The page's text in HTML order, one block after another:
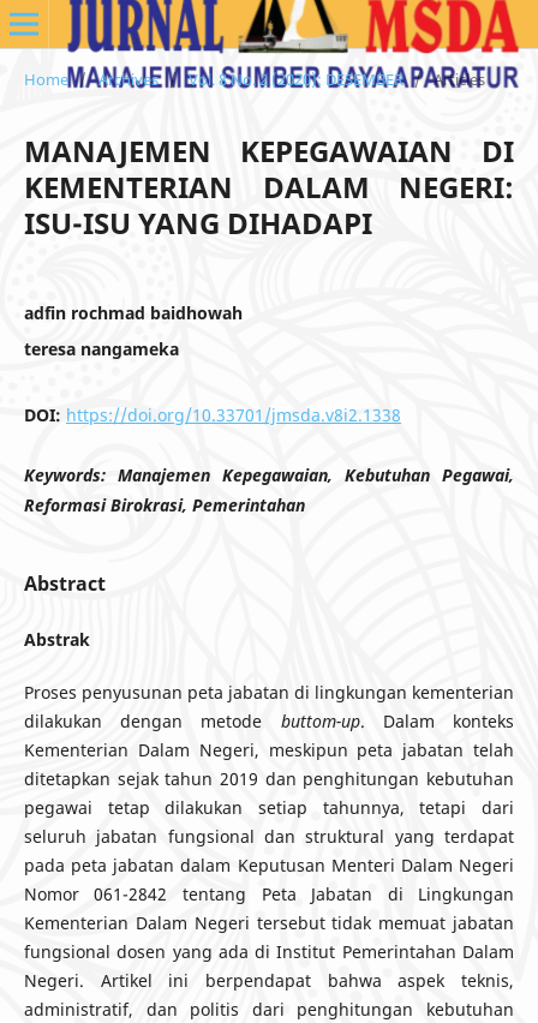
Home / Archives / Vol. 8 No. 2 (2020): DESEMBER / Articles
MANAJEMEN KEPEGAWAIAN DI
KEMENTERIAN DALAM NEGERI:
ISU-ISU YANG DIHADAPI
adfin rochmad baidhowah
teresa nangameka
DOI: https://doi.org/10.33701/jmsda.v8i2.1338
Keywords: Manajemen Kepegawaian, Kebutuhan Pegawai,
Reformasi Birokrasi, Pemerintahan
Abstract
Abstrak
Proses penyusunan peta jabatan di lingkungan kementerian
dilakukan dengan metode buttom-up. Dalam konteks
Kementerian Dalam Negeri, meskipun peta jabatan telah
ditetapkan sejak tahun 2019 dan penghitungan kebutuhan
pegawai tetap dilakukan setiap tahunnya, tetapi dari
seluruh jabatan fungsional dan struktural yang terdapat
pada peta jabatan dalam Keputusan Menteri Dalam Negeri
Nomor 061-2842 tentang Peta Jabatan di Lingkungan
Kementerian Dalam Negeri tersebut tidak memuat jabatan
fungsional dosen yang ada di Institut Pemerintahan Dalam
Negeri. Artikel ini berpendapat bahwa aspek teknis,
administratif, dan politis dari penghitungan kebutuhan